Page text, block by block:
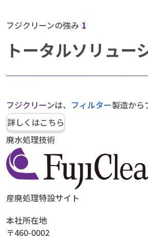
フジクリーンの強み 1
トータルソリュー
フジクリーンは、 フィルター製造から
詳しくはこちら
廃水処理技術
産廃処理特設サイト
本社所在地
〒460-0002